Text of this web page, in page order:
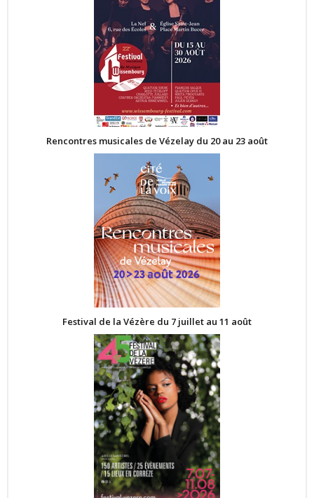
Rencontres musicales de Vézelay du 20 au 23 août
Festival de la Vézère du 7 juillet au 11 août